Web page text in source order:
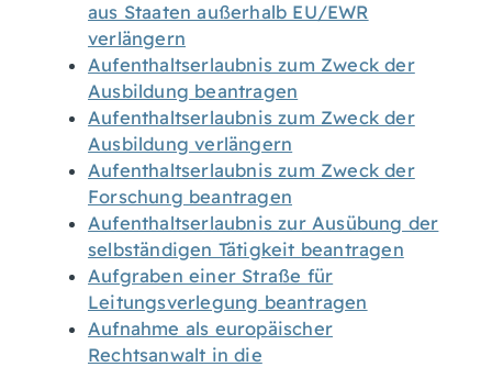
aus Staaten außerhalb EU/EWR
verlängern
Aufenthaltserlaubnis zum Zweck der
Ausbildung beantragen
Aufenthaltserlaubnis zum Zweck der
Ausbildung verlängern
Aufenthaltserlaubnis zum Zweck der
Forschung beantragen
Aufenthaltserlaubnis zur Ausübung der
selbständigen Tätigkeit beantragen
Aufgraben einer Straße für
Leitungsverlegung beantragen
Aufnahme als europäischer
Rechtsanwalt in die